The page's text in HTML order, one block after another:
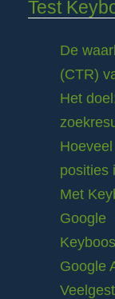
Test
De
(CTR)
Het
posities
Met
Google
Google